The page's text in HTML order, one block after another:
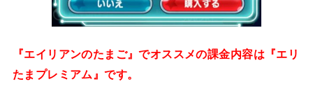
『エイリアンのたまご』でオススメの課金内容は『エリ
たまプレミアム』です。